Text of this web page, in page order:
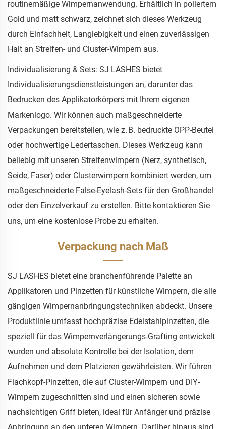
routinemäßige Wimpernanwendung. Erhältlich in poliertem
Gold und matt schwarz, zeichnet sich dieses Werkzeug
durch Einfachheit, Langlebigkeit und einen zuverlässigen
Halt an Streifen- und Cluster-Wimpern aus.
Individualisierung & Sets: SJ LASHES bietet
Individualisierungsdienstleistungen an, darunter das
Bedrucken des Applikatorkörpers mit Ihrem eigenen
Markenlogo. Wir können auch maßgeschneiderte
Verpackungen bereitstellen, wie z. B. bedruckte OPP-Beutel
oder hochwertige Ledertaschen. Dieses Werkzeug kann
beliebig mit unseren Streifenwimpern (Nerz, synthetisch,
Seide, Faser) oder Clusterwimpern kombiniert werden, um
maßgeschneiderte False-Eyelash-Sets für den Großhandel
oder den Einzelverkauf zu erstellen. Bitte kontaktieren Sie
uns, um eine kostenlose Probe zu erhalten.
Verpackung nach Maß
SJ LASHES bietet eine branchenführende Palette an
Applikatoren und Pinzetten für künstliche Wimpern, die alle
gängigen Wimpernanbringungstechniken abdeckt. Unsere
Produktlinie umfasst hochpräzise Edelstahlpinzetten, die
speziell für das Wimpernverlängerungs-Grafting entwickelt
wurden und absolute Kontrolle bei der Isolation, dem
Aufnehmen und dem Platzieren gewährleisten. Wir führen
Flachkopf-Pinzetten, die auf Cluster-Wimpern und DIY-
Wimpern zugeschnitten sind und einen sicheren sowie
nachsichtigen Griff bieten, ideal für Anfänger und präzise